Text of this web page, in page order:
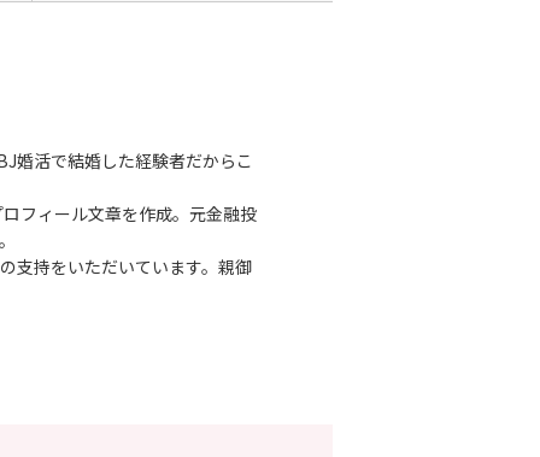
婚活で結婚した経験者だからこ
フィール文章を作成。元金融投
支持をいただいています。親御